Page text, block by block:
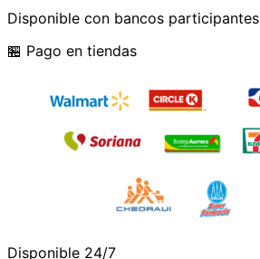
Disponible con bancos participantes
🏪 Pago en tiendas
Disponible 24/7